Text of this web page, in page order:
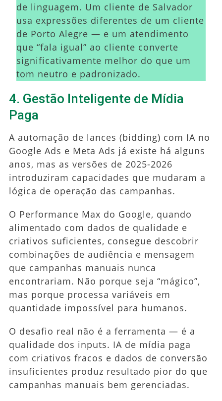
de linguagem. Um cliente de Salvador
usa expressões diferentes de um cliente
de Porto Alegre — e um atendimento
que “fala igual” ao cliente converte
significativamente melhor do que um
tom neutro e padronizado.
4. Gestão Inteligente de Mídia
Paga
A automação de lances (bidding) com IA no
Google Ads e Meta Ads já existe há alguns
anos, mas as versões de 2025-2026
introduziram capacidades que mudaram a
lógica de operação das campanhas.
O Performance Max do Google, quando
alimentado com dados de qualidade e
criativos suficientes, consegue descobrir
combinações de audiência e mensagem
que campanhas manuais nunca
encontrariam. Não porque seja “mágico”,
mas porque processa variáveis em
quantidade impossível para humanos.
O desafio real não é a ferramenta — é a
qualidade dos inputs. IA de mídia paga
com criativos fracos e dados de conversão
insuficientes produz resultado pior do que
campanhas manuais bem gerenciadas.